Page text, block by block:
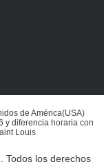
de América(USA)
y diferencia horaria con
Louis
Todos los derechos